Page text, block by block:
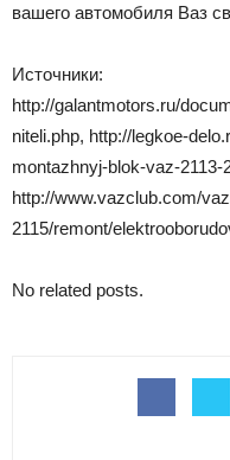
вашего автомобиля Ваз
Источники:
http://galantmotors.ru/
niteli.php, http://legkoe-
montazhnyj-blok-vaz-2113-
http://www.vazclub.com/
2115/remont/
No related posts.